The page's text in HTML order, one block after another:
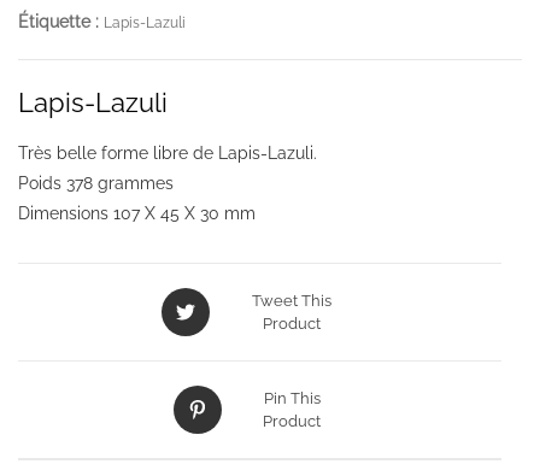
Étiquette : Lapis-Lazuli
Lapis-Lazuli
Très belle forme libre de Lapis-Lazuli.
Poids 378 grammes
Dimensions 107 X 45 X 30 mm
Tweet This
Product
Pin This
Product